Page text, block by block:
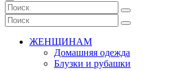
ЖЕНЩИНАМ
Домашняя одежда
Блузки и рубашки